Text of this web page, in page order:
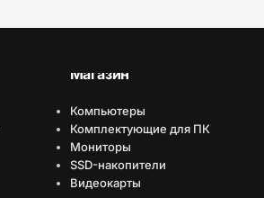
Магазин
Компьютеры
Комплектующие для ПК
Мониторы
SSD-накопители
Видеокарты